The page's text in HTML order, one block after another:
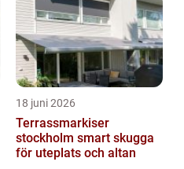
18 juni 2026
Terrassmarkiser
stockholm smart skugga
för uteplats och altan